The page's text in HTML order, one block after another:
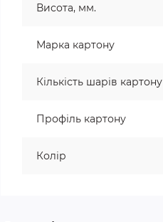
Висота, мм.
Марка картону
Кількість шарів картону
Профіль картону
Колір